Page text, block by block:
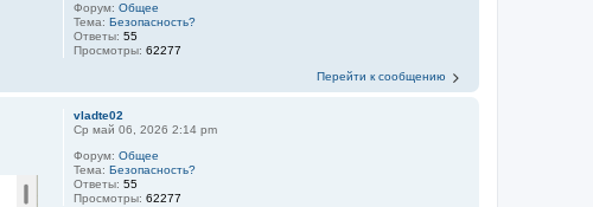
Форум:Общее
Тема:Безопасность?
Ответы:55
Просмотры:62277
Перейти к сообщению
vladte02
Ср май 06, 2026 2:14 pm
Форум:Общее
Тема:Безопасность?
Ответы:55
Просмотры:62277